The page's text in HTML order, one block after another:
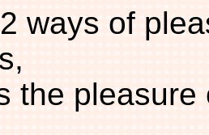
ways of
the pleasure